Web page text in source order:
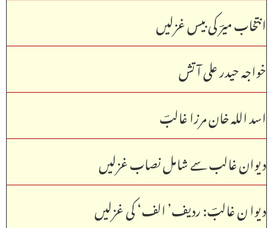
انتخاب میرؔ کی بیس غزلیں
خواجہ حیدر علی آتش
اسد اللہ خان مرزا غالبؔ
دیوان غالب سے شامل نصاب غزلیں
دیوا ن غالبؔ: ردیف’ الف‘ کی غزلیں